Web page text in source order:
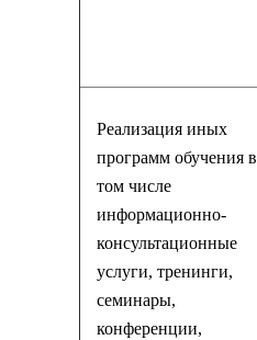
Реализация иных
программ обучения в
том числе
информационно-
консультационные
услуги, тренинги,
семинары,
конференции,